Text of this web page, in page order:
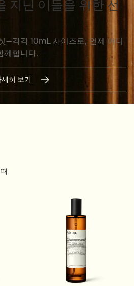
지닌 이들을 위한 선
—각각 10mL 사이즈로, 언제 어디
께합니다.
세히 보기